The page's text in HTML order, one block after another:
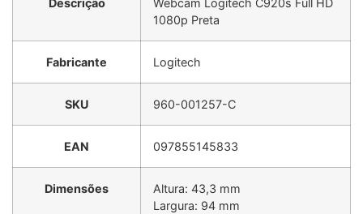
Descrição
Webcam Logitech C920s Full HD
1080p Preta
Fabricante Logitech
SKU 960-001257-C
EAN 097855145833
Dimensões
Altura: 43,3 mm
Largura: 94 mm